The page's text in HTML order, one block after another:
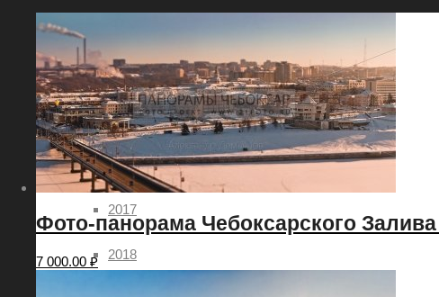
2014
2015
2016
2017
2018
Фото-панорама Чебоксарского
7 000.00 ₽